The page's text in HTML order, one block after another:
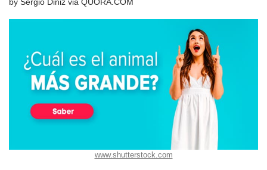
by Sergio Diniz via QUORA.COM
www.shutterstock.com